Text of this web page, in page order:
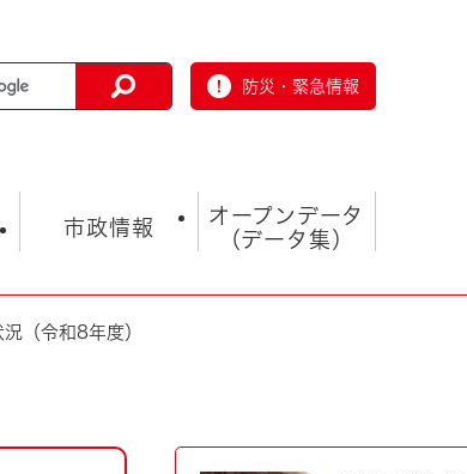
防災・緊急情報
ちづくり・協働
祉・介護
市政情報
報
オープンデータ
（データ集）
（令和8年度）